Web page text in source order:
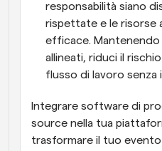
responsabilità siano
rispettate e le risorse
efficace.
allineati, riduci il
flusso di lavoro senza
Integrare software di
source nella tua
trasformare il tuo